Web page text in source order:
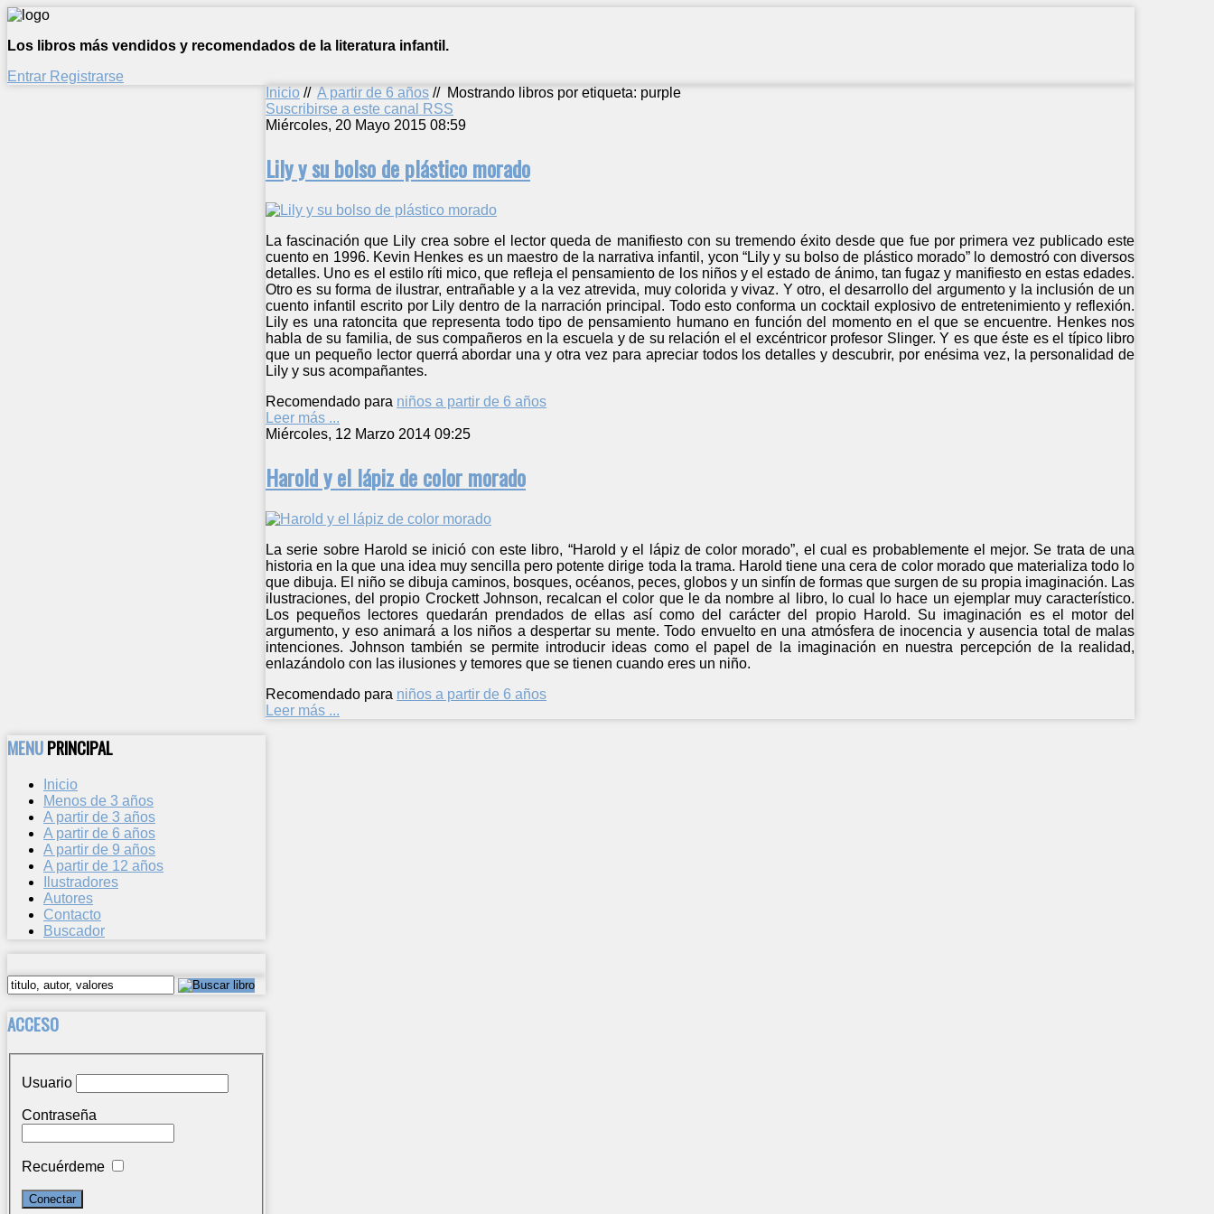
Los libros más vendidos y recomendados de la literatura infantil.
Entrar Registrarse
Inicio // A partir de 6 años // Mostrando libros por etiqueta: purple
Suscribirse a este canal RSS
Miércoles, 20 Mayo 2015 08:59
Lily y su bolso de plástico morado
La fascinación que Lily crea sobre el lector queda de manifiesto con su tremendo éxito desde que fue por primera vez publicado este
cuento en 1996. Kevin Henkes es un maestro de la narrativa infantil, ycon “Lily y su bolso de plástico morado” lo demostró con diversos
detalles. Uno es el estilo ríti mico, que refleja el pensamiento de los niños y el estado de ánimo, tan fugaz y manifiesto en estas edades.
Otro es su forma de ilustrar, entrañable y a la vez atrevida, muy colorida y vivaz. Y otro, el desarrollo del argumento y la inclusión de un
cuento infantil escrito por Lily dentro de la narración principal. Todo esto conforma un cocktail explosivo de entretenimiento y reflexión.
Lily es una ratoncita que representa todo tipo de pensamiento humano en función del momento en el que se encuentre. Henkes nos
habla de su familia, de sus compañeros en la escuela y de su relación el el excéntricor profesor Slinger. Y es que éste es el típico libro
que un pequeño lector querrá abordar una y otra vez para apreciar todos los detalles y descubrir, por enésima vez, la personalidad de
Lily y sus acompañantes.
Recomendado para niños a partir de 6 años
Leer más ...
Miércoles, 12 Marzo 2014 09:25
Harold y el lápiz de color morado
La serie sobre Harold se inició con este libro, “Harold y el lápiz de color morado”, el cual es probablemente el mejor. Se trata de una
historia en la que una idea muy sencilla pero potente dirige toda la trama. Harold tiene una cera de color morado que materializa todo lo
que dibuja. El niño se dibuja caminos, bosques, océanos, peces, globos y un sinfín de formas que surgen de su propia imaginación. Las
ilustraciones, del propio Crockett Johnson, recalcan el color que le da nombre al libro, lo cual lo hace un ejemplar muy característico.
Los pequeños lectores quedarán prendados de ellas así como del carácter del propio Harold. Su imaginación es el motor del
argumento, y eso animará a los niños a despertar su mente. Todo envuelto en una atmósfera de inocencia y ausencia total de malas
intenciones. Johnson también se permite introducir ideas como el papel de la imaginación en nuestra percepción de la realidad,
enlazándolo con las ilusiones y temores que se tienen cuando eres un niño.
Recomendado para niños a partir de 6 años
Leer más ...
MENUPRINCIPAL
Inicio
Menos de 3 años
A partir de 3 años
A partir de 6 años
A partir de 9 años
A partir de 12 años
Ilustradores
Autores
Contacto
Buscador
ACCESO
Usuario
Contraseña
Recuérdeme